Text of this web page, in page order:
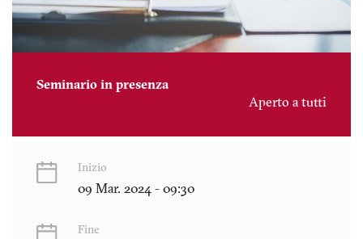
Seminario in presenza
Aperto a tutti
Inizio
09 Mar. 2024 - 09:30
Fine